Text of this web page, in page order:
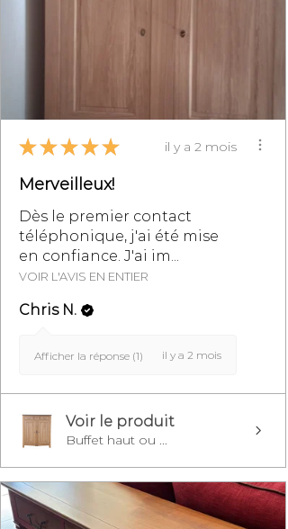
la section des Conditions
★ ★ ★ ★ ★ il y a 2 mois
Merveilleux!
Dès le premier contact
téléphonique, j'ai été mise
en confiance. J'ai im...
VOIR L'AVIS EN ENTIER
Chris N.
Afficher la réponse (1) il y a 2 mois
Voir le produit
Buffet haut ou ...